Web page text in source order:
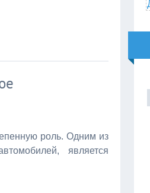
роль. Одним из
является